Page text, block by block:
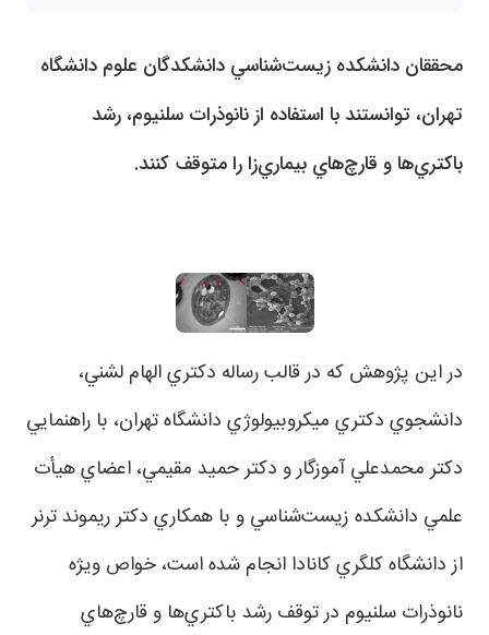
محققان دانشكده زيست‌شناسي دانشكدگان علوم دانشگاه
تهران، توانستند با استفاده از نانوذرات سلنيوم، رشد
باكتري‌ها و قارچ‌هاي بيماري‌زا را متوقف كنند.
در اين پژوهش كه در قالب رساله دكتري الهام لشني،
دانشجوي دكتري ميكروبيولوژي دانشگاه تهران، با راهنمايي
دكتر محمدعلي آموزگار و دكتر حميد مقيمي، اعضاي هيأت
علمي دانشكده زيست‌شناسي و با همكاري دكتر ريموند ترنر
از دانشگاه كلگري كانادا انجام شده است، خواص ويژه
نانوذرات سلنيوم در توقف رشد باكتري‌ها و قارچ‌هاي